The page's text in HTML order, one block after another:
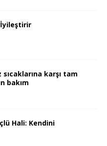
sıcaklarına karşı tam
bakım
Hali: Kendini